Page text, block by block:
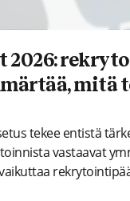
2026:
mitä
tekee entistä
vastaavat
ja hakijoiden